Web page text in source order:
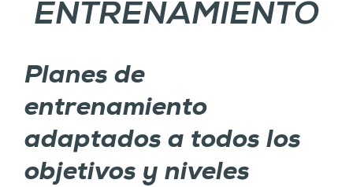
ENTRENAMIENTO
Planes de
entrenamiento
adaptados a todos los
objetivos y niveles